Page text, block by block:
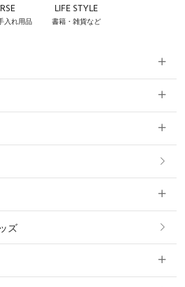
入れ用品
LIFE STYLE
書籍・雑貨など
ロット
ロット
タンクトップ
スウェット
ズ